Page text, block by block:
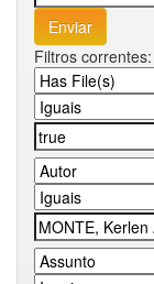
Filtros correntes: